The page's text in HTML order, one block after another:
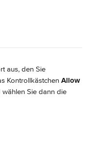
aus, den Sie
Kontrollkästchen Allow
wählen Sie dann die